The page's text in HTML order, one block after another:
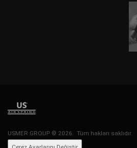
USMER GROUP © 2026. Tüm hakları saklıdır.